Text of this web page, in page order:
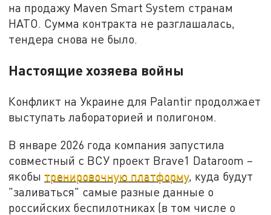
на продажу Maven Smart System странам
НАТО. Сумма контракта не разглашалась,
тендера снова не было.
Настоящие хозяева войны
Конфликт на Украине для Palantir продолжает
выступать лабораторией и полигоном.
В январе 2026 года компания запустила
совместный с ВСУ проект Brave1 Dataroom –
якобы тренировочную платформу, куда будут
"заливаться" самые разные данные о
российских беспилотниках (в том числе о